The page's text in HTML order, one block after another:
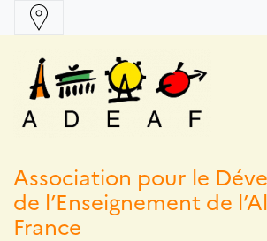
Association pour le
de l’Enseignement de
France